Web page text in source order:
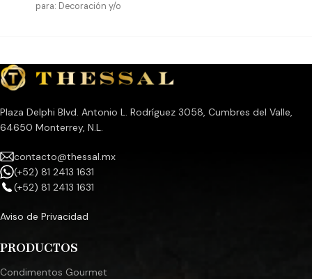
para: Decoración y/o
para mascotas. 20 KgMedidas
Trozos irregulares desde 3 cm
Trozos irregulares desde 3 cm
Plaza Delphi Blvd. Antonio L. Rodríguez 3058, Cumbres del Valle,
64650 Monterrey, N.L.
contacto@thessal.mx
(+52) 81 2413 1631
(+52) 81 2413 1631
Aviso de Privacidad
PRODUCTOS
Condimentos Gourmet